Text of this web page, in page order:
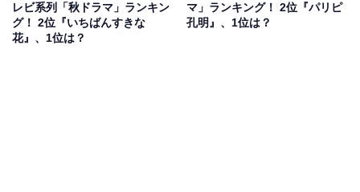
才軍師として活躍した、向井理さん演じる諸葛孔明が現
代の渋谷に転生し、上白石萌歌さん演じる駆け出しのシ
レビ系列「秋ドラマ」ランキン
グ！ 2位『いちばんすきな
花』、1位は？
マ」ランキング！ 2位『パリピ
孔明』、1位は？